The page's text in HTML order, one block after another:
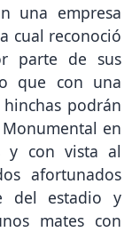
una empresa
cual reconoció
parte de sus
que con una
podrán
en
y con vista al
afortunados
del estadio y
mates con